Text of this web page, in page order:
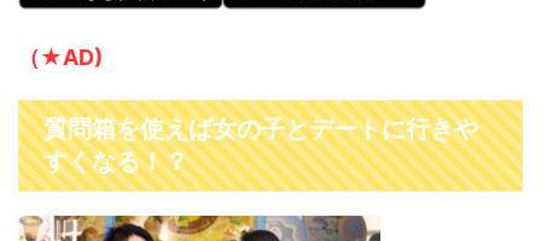
（★AD)
質問箱を使えば女の子とデートに行きや
すくなる！？